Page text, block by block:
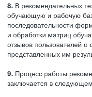
8. В рекомендательных
обучающую и рабочую
последовательности
и обработки матриц
отзывов пользователей о
представленных им
9. Процесс работы
заключается в